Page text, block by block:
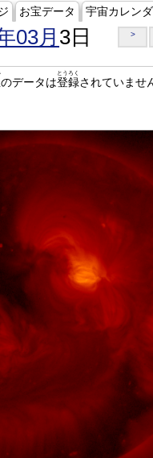
お宝データ 宇宙カレン
03月 3日 >
のデータは登録
とうろく
されていませ